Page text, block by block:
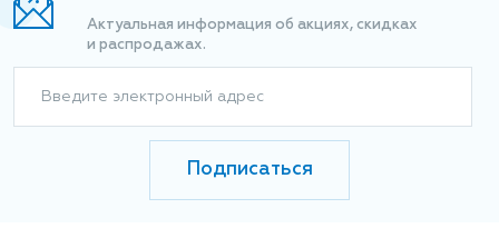
Актуальная информация об акциях, скидках
и распродажах.
Введите электронный адрес
Подписаться